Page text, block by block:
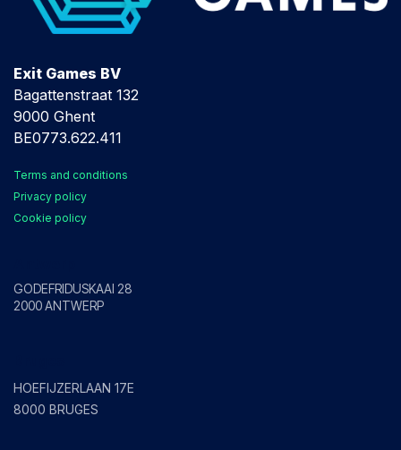
Exit Games BV
Bagattenstraat 132
9000 Ghent
BE0773.622.411
Terms and conditions
Privacy policy
Cookie policy
GODEFRIDUSKAAI 28
2000 ANTWERP
HOEFIJZERLAAN 17E
8000 BRUGES